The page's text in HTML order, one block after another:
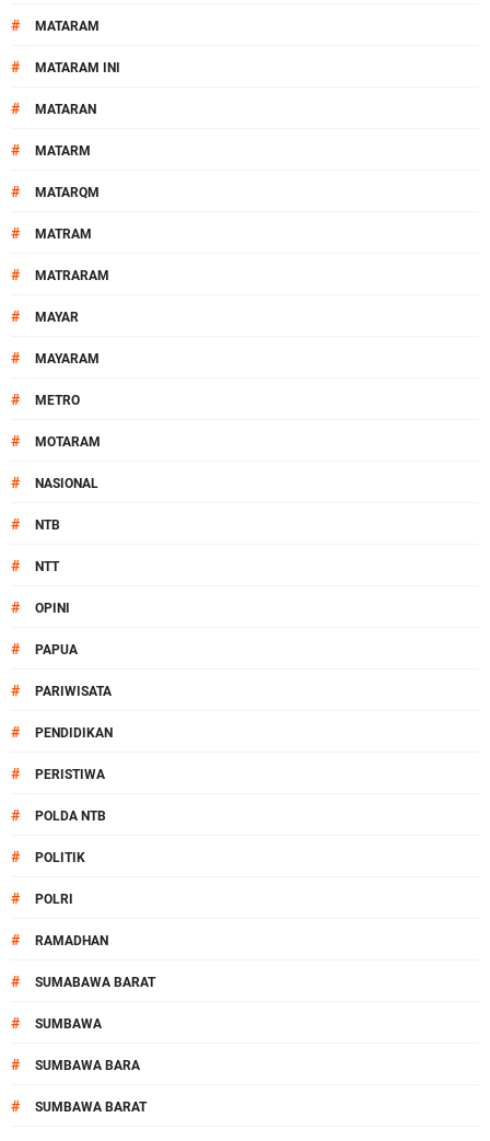
# MATARAM
# MATARAM INI
# MATARAN
# MATARM
# MATARQM
# MATRAM
# MATRARAM
# MAYAR
# MAYARAM
# METRO
# MOTARAM
# NASIONAL
# NTB
# NTT
# OPINI
# PAPUA
# PARIWISATA
# PENDIDIKAN
# PERISTIWA
# POLDA NTB
# POLITIK
# POLRI
# RAMADHAN
# SUMABAWA BARAT
# SUMBAWA
# SUMBAWA BARA
# SUMBAWA BARAT